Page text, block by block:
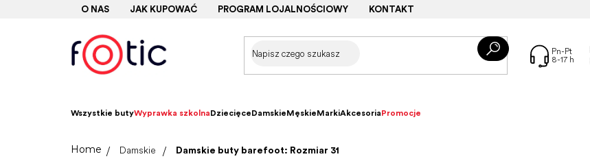
O NAS JAK KUPOWAĆ PROGRAM LOJALNOŚCIOWY KONTAKT
Wszystkie butyWyprawka szkolnaDziecięceDamskieMęskieMarkiAkcesoriaPromocje
HomeDamskie Damskie buty barefoot: Rozmiar 31